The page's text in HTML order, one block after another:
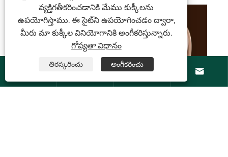
జీవితకాల రక్షణ కోసం హెపటైటిస్ A మరియు B
వ్యాక్సిన్‌లు అవసరం ఏమిటి?
మరిన్ని చూడండి >>
 
వ్యక్తిగతీకరించడానికి మేము కుక్కీలను
ఉపయోగిస్తాము. ఈ సైట్‌ని ఉపయోగించడం ద్వారా,
మీరు మా కుక్కీల వినియోగానికి అంగీకరిస్తున్నారు.
గోప్యతా విధానం
తిరస్కరించు అంగీకరించు